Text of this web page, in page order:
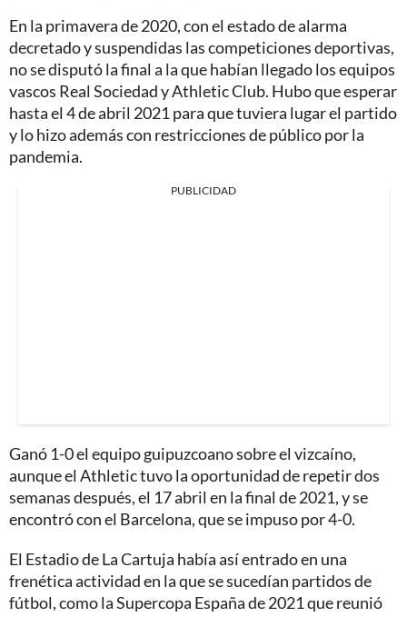
En la primavera de 2020, con el estado de alarma
decretado y suspendidas las competiciones deportivas,
no se disputó la final a la que habían llegado los equipos
vascos Real Sociedad y Athletic Club. Hubo que esperar
hasta el 4 de abril 2021 para que tuviera lugar el partido
y lo hizo además con restricciones de público por la
pandemia.
PUBLICIDAD
Ganó 1-0 el equipo guipuzcoano sobre el vizcaíno,
aunque el Athletic tuvo la oportunidad de repetir dos
semanas después, el 17 abril en la final de 2021, y se
encontró con el Barcelona, que se impuso por 4-0.
El Estadio de La Cartuja había así entrado en una
frenética actividad en la que se sucedían partidos de
fútbol, como la Supercopa España de 2021 que reunió